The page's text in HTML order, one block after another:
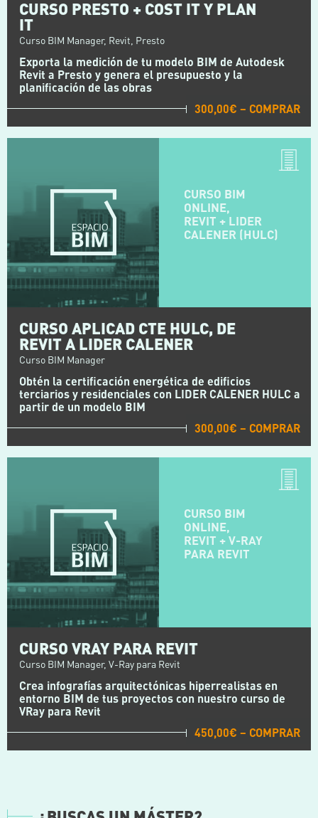
CURSO PRESTO + COST IT Y PLAN
IT
Curso BIM Manager, Revit, Presto
Exporta la medición de tu modelo BIM de Autodesk
Revit a Presto y genera el presupuesto y la
planificación de las obras
300,00€ – COMPRAR
CURSO BIM
ONLINE,
REVIT + LIDER
CALENER (HULC)
CURSO APLICAD CTE HULC, DE
REVIT A LIDER CALENER
Curso BIM Manager
Obtén la certificación energética de edificios
terciarios y residenciales con LIDER CALENER HULC a
partir de un modelo BIM
300,00€ – COMPRAR
CURSO BIM
ONLINE,
REVIT + V-RAY
PARA REVIT
CURSO VRAY PARA REVIT
Curso BIM Manager, V-Ray para Revit
Crea infografías arquitectónicas hiperrealistas en
entorno BIM de tus proyectos con nuestro curso de
VRay para Revit
450,00€ – COMPRAR